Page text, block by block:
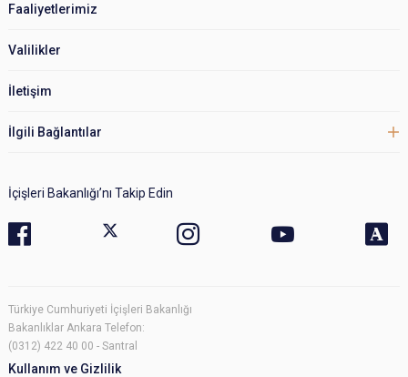
Faaliyetlerimiz
Valilikler
İletişim
İlgili Bağlantılar
İçişleri Bakanlığı’nı Takip Edin
Türkiye Cumhuriyeti İçişleri Bakanlığı
Bakanlıklar Ankara Telefon:
(0312) 422 40 00 - Santral
Kullanım ve Gizlilik